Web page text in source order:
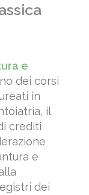
e
dei corsi
in
il
crediti
e
dei